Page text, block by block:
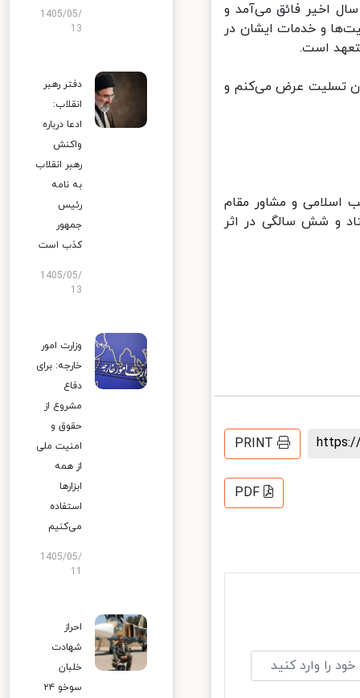
اخیر فائق می‌آمد و
و خدمات ایشان در
است.
تسلیت عرض می‌کنم و
و مشاور مقام
۲۸ مرداد) در سن هفتاد و شش سالگی در اثر
PRINT
PDF
1405/05/
13
دفتر رهبر
انقلاب:
ادعا درباره
واکنش
رهبر انقلاب
به نامه
رئیس
جمهور
کذب است
1405/05/
13
وزارت امور
خارجه: برای
دفاع
مشروع از
حقوق و
امنیت ملی
از همه
ابزارها
استفاده
می‌کنیم
1405/05/
احراز
شهادت
خلبان
سوخو ۲۴